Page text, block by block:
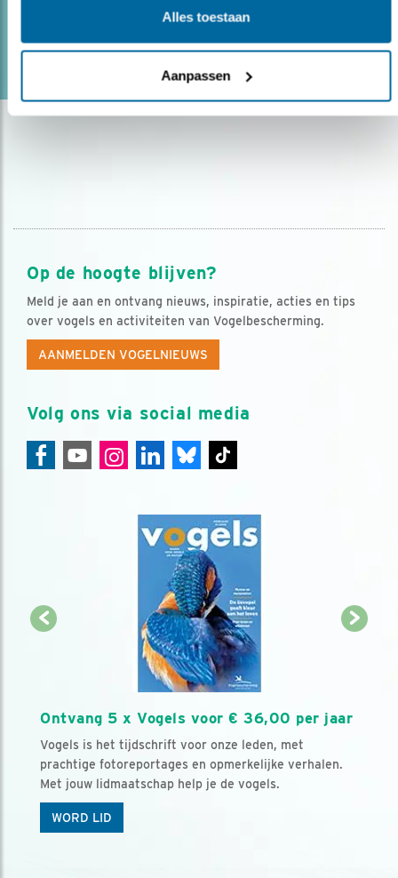
Alles toestaan
Aanpassen
Door Tom Brekelmans
Op de hoogte blijven?
Meld je aan en ontvang nieuws, inspiratie, acties en tips
over vogels en activiteiten van Vogelbescherming.
AANMELDEN VOGELNIEUWS
Volg ons via social media
Ontvang 5 x Vogels voor € 36,00 per jaar
Vogels is het tijdschrift voor onze leden, met
prachtige fotoreportages en opmerkelijke verhalen.
Met jouw lidmaatschap help je de vogels.
WORD LID